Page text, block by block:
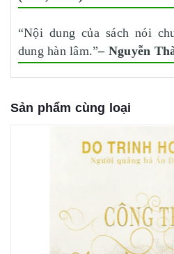
“Nội dung của sách nói
dung hàn lâm.”– Nguyễn
Sản phẩm cùng loại